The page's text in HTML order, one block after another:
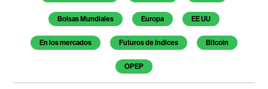
Bolsas Mundiales Europa EE UU
En los mercados Futuros de índices Bitcoin
OPEP